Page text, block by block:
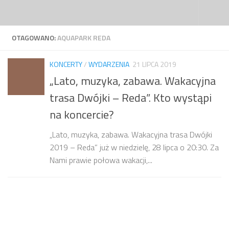
OTAGOWANO:AQUAPARK REDA
KONCERTY/WYDARZENIA 21 LIPCA 2019
„Lato, muzyka, zabawa. Wakacyjna
trasa Dwójki – Reda”. Kto wystąpi
na koncercie?
„‍Lato, muzyka, zabawa. Wakacyjna trasa Dwójki
2019 – Reda” już w niedzielę, 28 lipca o 20:30. Za
Nami prawie połowa wakacji,...